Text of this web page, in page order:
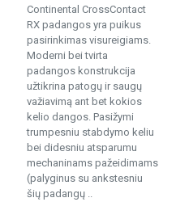
Continental CrossContact
RX padangos yra puikus
pasirinkimas visureigiams.
Moderni bei tvirta
padangos konstrukcija
užtikrina patogų ir saugų
važiavimą ant bet kokios
kelio dangos. Pasižymi
trumpesniu stabdymo keliu
bei didesniu atsparumu
mechaninams pažeidimams
(palyginus su ankstesniu
šių padangų ..